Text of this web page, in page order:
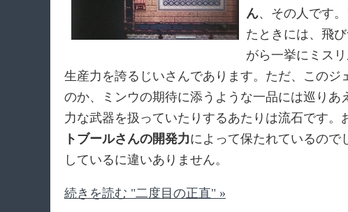
ん、その人です
たときには、飛
がら一挙にミス
生産力を誇るじいさんであります。ただ、この
のか、ミンウの期待に添うような一品には巡り
力な武器を扱っていたりするあたりは流石です。
トブールさんの開発力によって保たれているので
しているに違いありません。
続きを読む "二度目の正直" »